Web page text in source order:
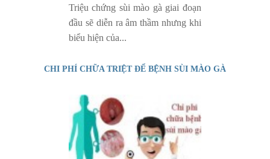
Triệu chứng sùi mào gà giai đoạn
đầu sẽ diễn ra âm thầm nhưng khi
biểu hiện của...
CHI PHÍ CHỮA TRIỆT ĐỂ BỆNH SÙI MÀO GÀ